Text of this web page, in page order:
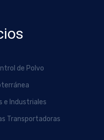
de Polvo
e Industriales
Transportadoras